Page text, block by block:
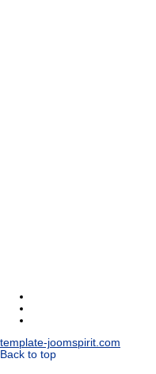
template-joomspirit.com
Back to top